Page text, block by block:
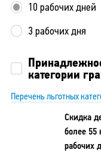
10 рабочих дней
3 рабочих дня
категории
Перечень льготных
Скидка
более 55
рабочих